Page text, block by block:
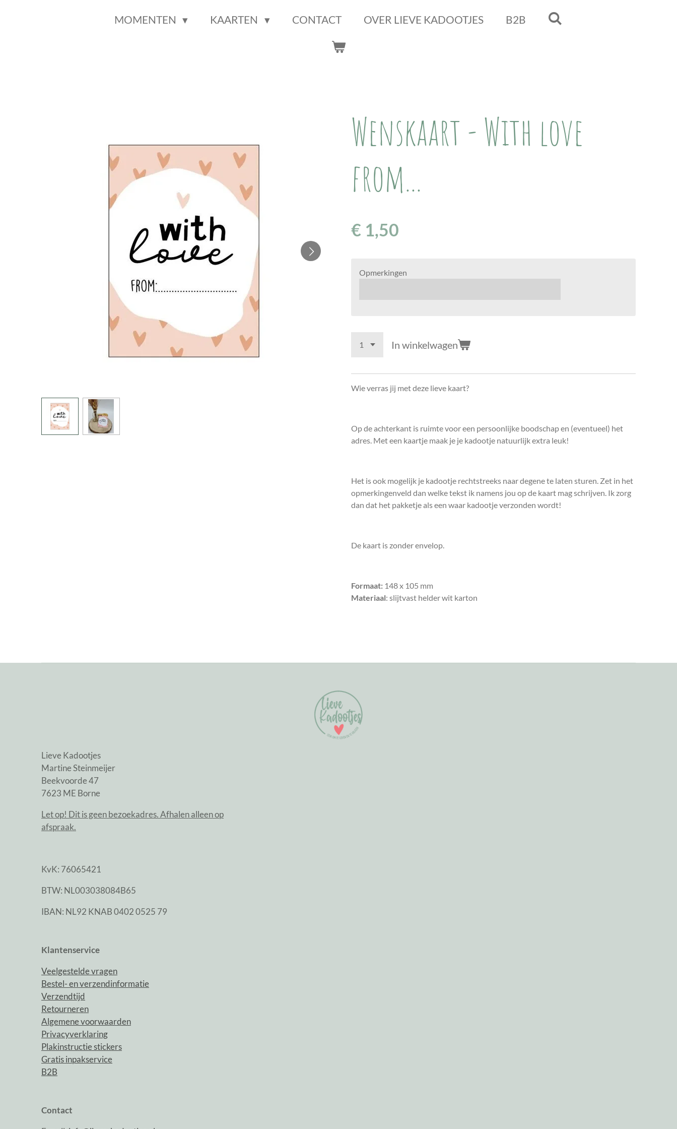
MOMENTEN KAARTEN CONTACT OVER LIEVE KADOOTJES B2B
Wenskaart - With love
from...
€ 1,50
Opmerkingen
In winkelwagen
Wie verras jij met deze lieve kaart?
Op de achterkant is ruimte voor een persoonlijke boodschap en (eventueel) het
adres. Met een kaartje maak je je kadootje natuurlijk extra leuk!
Het is ook mogelijk je kadootje rechtstreeks naar degene te laten sturen. Zet in het
opmerkingenveld dan welke tekst ik namens jou op de kaart mag schrijven. Ik zorg
dan dat het pakketje als een waar kadootje verzonden wordt!
De kaart is zonder envelop.
Formaat: 148 x 105 mm
Materiaal: slijtvast helder wit karton
Lieve Kadootjes
Martine Steinmeijer
Beekvoorde 47
7623 ME Borne
Let op! Dit is geen bezoekadres. Afhalen alleen op
afspraak.
KvK: 76065421
BTW: NL003038084B65
IBAN: NL92 KNAB 0402 0525 79
Klantenservice
Veelgestelde vragen
Bestel- en verzendinformatie
Verzendtijd
Retourneren
Algemene voorwaarden
Privacyverklaring
Plakinstructie stickers
Gratis inpakservice
B2B
Contact